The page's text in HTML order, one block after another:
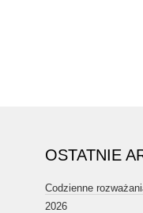
OSTATNIE
Codzienne
2026